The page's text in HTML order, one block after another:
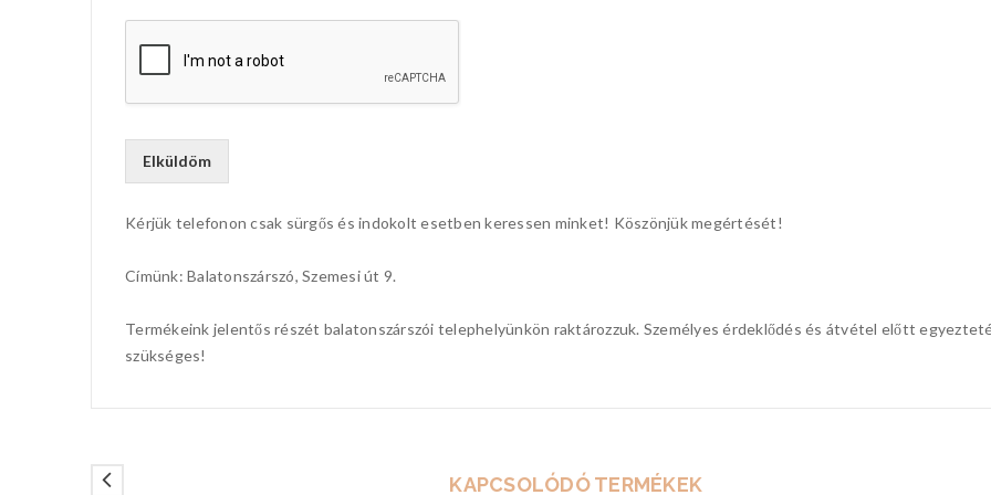
Elküldöm
Kérjük telefonon csak sürgős és indokolt esetben keressen minket! Köszönjük megértését!
Címünk: Balatonszárszó, Szemesi út 9.
Termékeink jelentős részét balatonszárszói telephelyünkön raktározzuk. Személyes érdeklődés és átvétel előtt
szükséges!
KAPCSOLÓDÓ TERMÉKEK